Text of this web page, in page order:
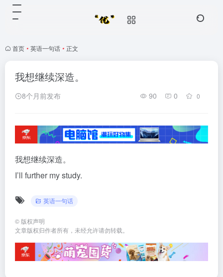
首页 • 英语一句话 • 正文
我想继续深造。
8个月前发布 90 0 0
我想继续深造。
I’ll further my study.
英语一句话
© 版权声明
文章版权归作者所有，未经允许请勿转载。